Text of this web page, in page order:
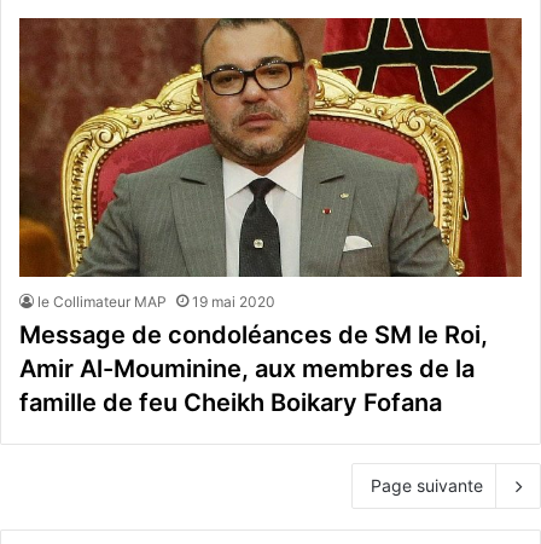
le Collimateur MAP 19 mai 2020
Message de condoléances de SM le Roi,
Amir Al-Mouminine, aux membres de la
famille de feu Cheikh Boikary Fofana
Page suivante